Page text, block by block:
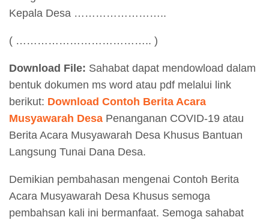
Kepala Desa ……………………..
( ……………………………….. )
Download File: Sahabat dapat mendowload dalam
bentuk dokumen ms word atau pdf melalui link
berikut: Download Contoh Berita Acara
Musyawarah Desa Penanganan COVID-19 atau
Berita Acara Musyawarah Desa Khusus Bantuan
Langsung Tunai Dana Desa.
Demikian pembahasan mengenai Contoh Berita
Acara Musyawarah Desa Khusus semoga
pembahsan kali ini bermanfaat. Semoga sahabat